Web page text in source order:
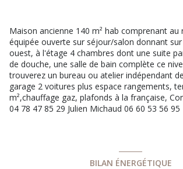
Maison ancienne 140 m² hab comprenant au
équipée ouverte sur séjour/salon donnant
ouest, à l'étage 4 chambres dont une suite
de douche, une salle de bain complète ce
trouverez un bureau ou atelier indépendant
garage 2 voitures plus espace rangements,
m²,chauffage gaz, plafonds à la française,
04 78 47 85 29 Julien Michaud 06 60 53 56 95
BILAN ÉNERGÉTIQUE